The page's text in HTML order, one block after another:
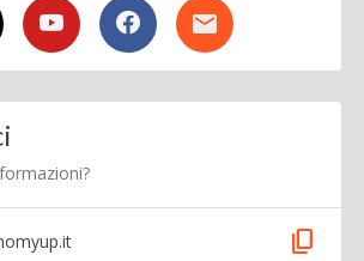
content_copy